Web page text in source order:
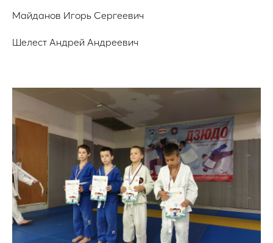
Майданов Игорь Сергеевич
Шелест Андрей Андреевич